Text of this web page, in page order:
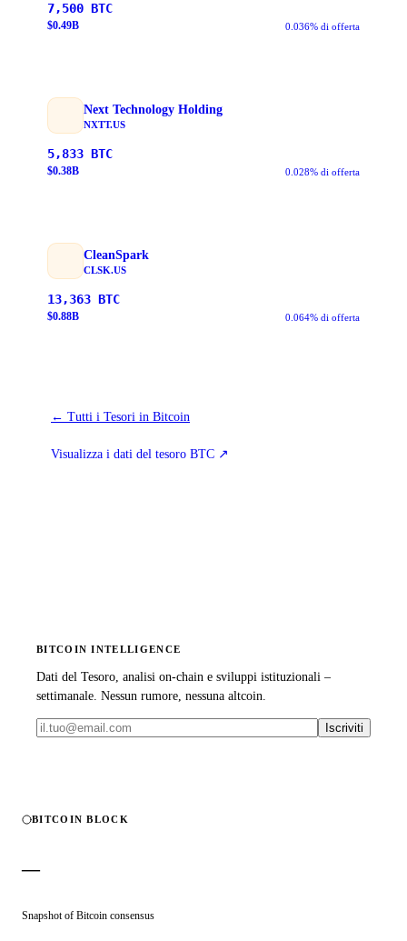
7,500 BTC
$0.49B 0.036% di offerta
Next Technology Holding
NXTT.US
5,833 BTC
$0.38B 0.028% di offerta
CleanSpark
CLSK.US
13,363 BTC
$0.88B 0.064% di offerta
← Tutti i Tesori in Bitcoin
Visualizza i dati del tesoro BTC ↗
BITCOIN INTELLIGENCE
Dati del Tesoro, analisi on-chain e sviluppi istituzionali –
settimanale. Nessun rumore, nessuna altcoin.
Iscriviti
BITCOIN BLOCK
—
Snapshot of Bitcoin consensus